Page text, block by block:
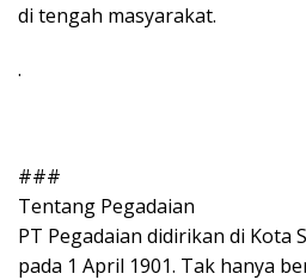
di tengah masyarakat.
.
###
Tentang Pegadaian
PT Pegadaian didirikan di Kota
pada 1 April 1901. Tak hanya